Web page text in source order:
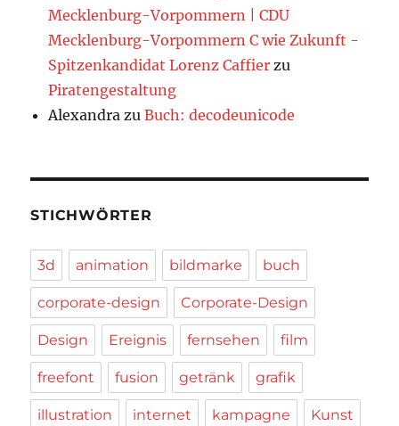
Mecklenburg-Vorpommern | CDU
Mecklenburg-Vorpommern C wie Zukunft -
Spitzenkandidat Lorenz Caffier zu
Piratengestaltung
Alexandra zuBuch: decodeunicode
STICHWÖRTER
3d animation bildmarke buch
corporate-design Corporate-Design
Design Ereignis fernsehen film
freefont fusion getränk grafik
illustration internet kampagne Kunst